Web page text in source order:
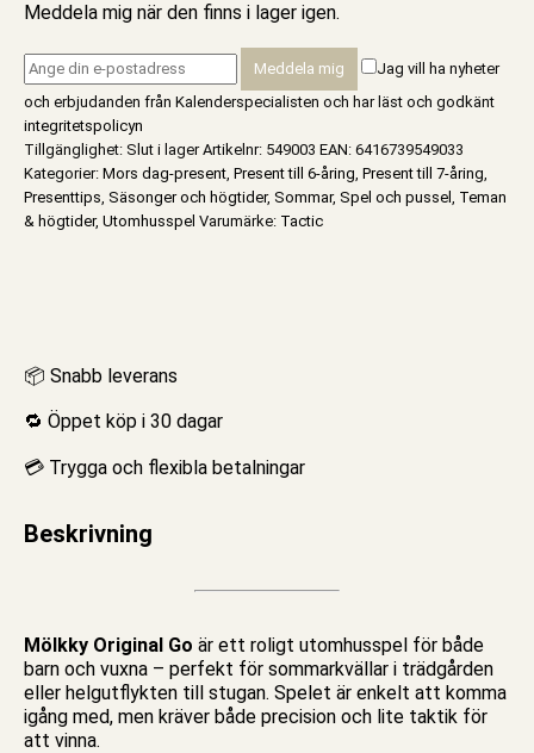
Meddela mig när den finns i lager igen.
Jag vill ha nyheter
och erbjudanden från Kalenderspecialisten och har läst och godkänt
integritetspolicyn
Tillgänglighet: Slut i lager Artikelnr: 549003 EAN: 6416739549033
Kategorier: Mors dag-present Present till 6-åring Present till 7-åring
Presenttips Säsonger och högtider, Sommar, Spel och pussel Teman
& högtider, Utomhusspel Varumärke: Tactic
📦 Snabb leverans
🔁 Öppet köp i 30 dagar
💳 Trygga och flexibla betalningar
Beskrivning
Mölkky Original Go är ett roligt utomhusspel för både
barn och vuxna – perfekt för sommarkvällar i trädgården
eller helgutflykten till stugan. Spelet är enkelt att komma
igång med, men kräver både precision och lite taktik för
att vinna.